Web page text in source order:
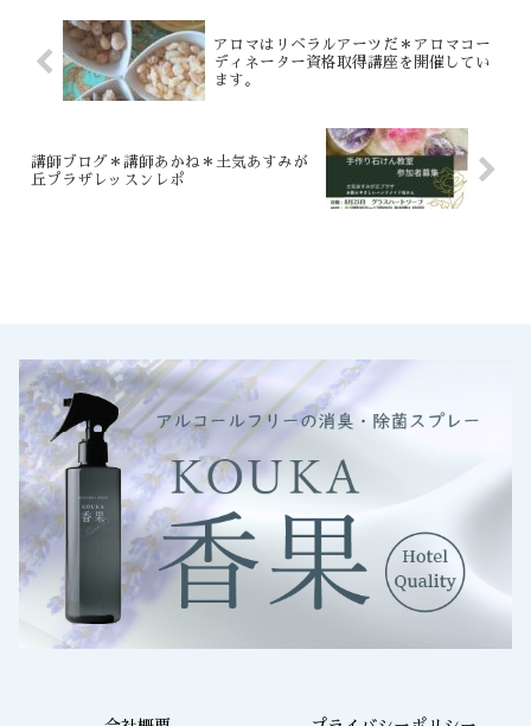
アロマはリベラルアーツだ＊アロマコー
ディネーター資格取得講座を開催してい
ます。
講師ブログ＊講師あかね＊土気あすみが
丘プラザレッスンレポ